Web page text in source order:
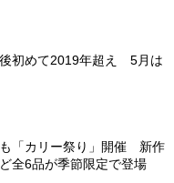
初めて2019年超え 5月は
「カリー祭り」開催 新作
全6品が季節限定で登場